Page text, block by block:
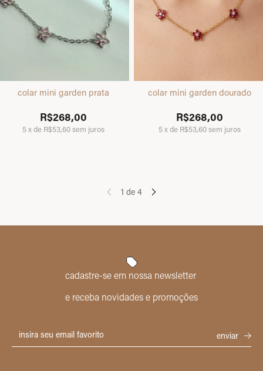
colar mini garden prata
R$268,00
5xde R$53,60sem juros
colar mini garden dourado
R$268,00
5xde R$53,60sem juros
1 de 4
cadastre-se em nossa newsletter
e receba novidades e promoções